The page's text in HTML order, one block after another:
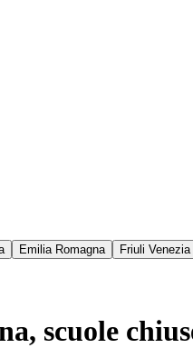
Emilia Romagna Friuli
scuole